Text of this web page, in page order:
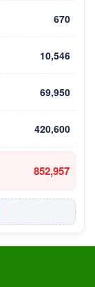
670
10,546
69,950
420,600
852,957